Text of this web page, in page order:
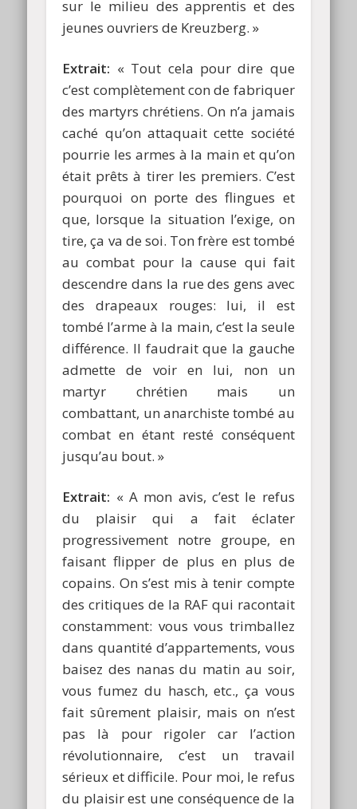
sur le milieu des apprentis et des
jeunes ouvriers de Kreuzberg. »
Extrait: « Tout cela pour dire que
c’est complètement con de fabriquer
des martyrs chrétiens. On n’a jamais
caché qu’on attaquait cette société
pourrie les armes à la main et qu’on
était prêts à tirer les premiers. C’est
pourquoi on porte des flingues et
que, lorsque la situation l’exige, on
tire, ça va de soi. Ton frère est tombé
au combat pour la cause qui fait
descendre dans la rue des gens avec
des drapeaux rouges: lui, il est
tombé l’arme à la main, c’est la seule
différence. Il faudrait que la gauche
admette de voir en lui, non un
martyr chrétien mais un
combattant, un anarchiste tombé au
combat en étant resté conséquent
jusqu’au bout. »
Extrait: « A mon avis, c’est le refus
du plaisir qui a fait éclater
progressivement notre groupe, en
faisant flipper de plus en plus de
copains. On s’est mis à tenir compte
des critiques de la RAF qui racontait
constamment: vous vous trimballez
dans quantité d’appartements, vous
baisez des nanas du matin au soir,
vous fumez du hasch, etc., ça vous
fait sûrement plaisir, mais on n’est
pas là pour rigoler car l’action
révolutionnaire, c’est un travail
sérieux et difficile. Pour moi, le refus
du plaisir est une conséquence de la